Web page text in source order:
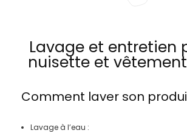
Lavage et entretien
nuisette et
Comment laver son
Lavage à l’eau :